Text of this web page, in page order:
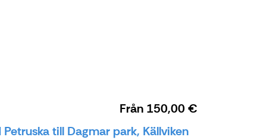
Från 150,00 €
Petruska till Dagmar park, Källviken